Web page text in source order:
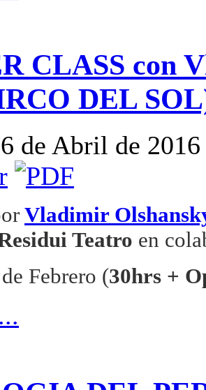
CLASS con
DEL
de Abril de
Vladimir
Teatro en
Febrero (30hrs +